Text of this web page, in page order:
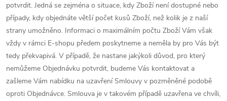
potvrdit. Jedná se zejména o situace, kdy Zboží není dostupné nebo
případy, kdy objednáte větší počet kusů Zboží, než kolik je z naší
strany umožněno. Informaci o maximálním počtu Zboží Vám však
vždy v rámci E-shopu předem poskytneme a neměla by pro Vás být
tedy překvapivá. V případě, že nastane jakýkoli důvod, pro který
nemůžeme Objednávku potvrdit, budeme Vás kontaktovat a
zašleme Vám nabídku na uzavření Smlouvy v pozměněné podobě
oproti Objednávce. Smlouva je v takovém případě uzavřena ve chvíli,